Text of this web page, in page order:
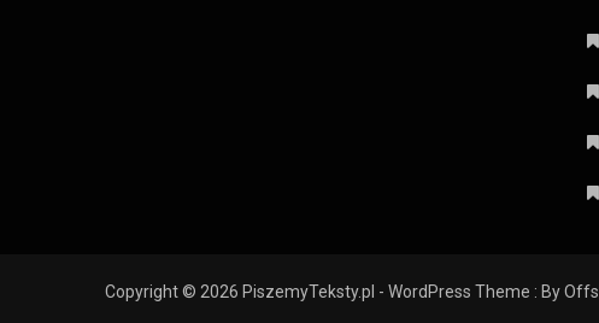
Copyright © 2026 PiszemyTeksty.pl - WordPress Theme : By